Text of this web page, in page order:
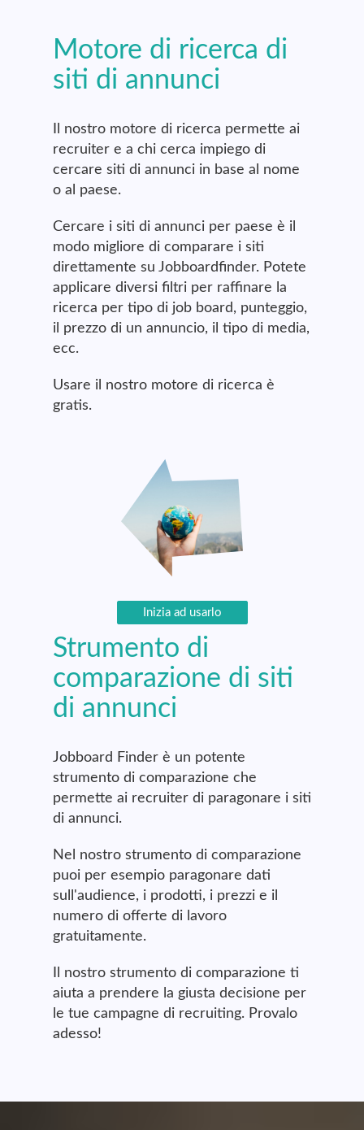
Motore di ricerca di
siti di annunci
Il nostro motore di ricerca permette ai
recruiter e a chi cerca impiego di
cercare siti di annunci in base al nome
o al paese.
Cercare i siti di annunci per paese è il
modo migliore di comparare i siti
direttamente su Jobboardfinder. Potete
applicare diversi filtri per raffinare la
ricerca per tipo di job board, punteggio,
il prezzo di un annuncio, il tipo di media,
ecc.
Usare il nostro motore di ricerca è
gratis.
Inizia ad usarlo
Strumento di
comparazione di siti
di annunci
Jobboard Finder è un potente
strumento di comparazione che
permette ai recruiter di paragonare i siti
di annunci.
Nel nostro strumento di comparazione
puoi per esempio paragonare dati
sull'audience, i prodotti, i prezzi e il
numero di offerte di lavoro
gratuitamente.
Il nostro strumento di comparazione ti
aiuta a prendere la giusta decisione per
le tue campagne di recruiting. Provalo
adesso!